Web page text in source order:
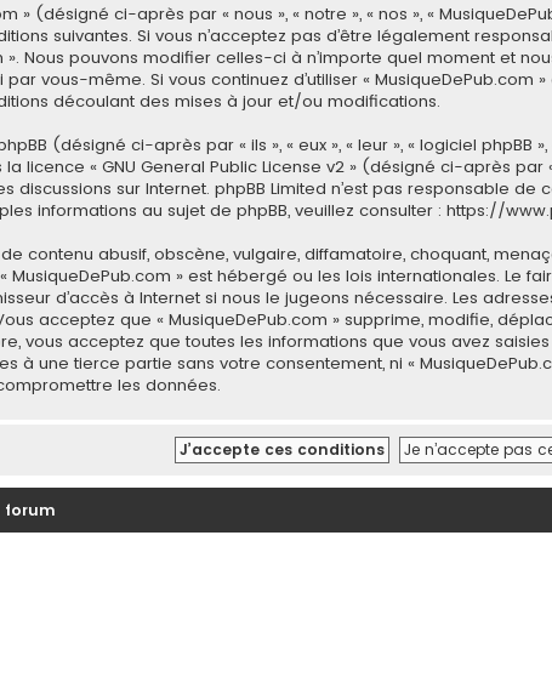
» (désigné ci-après par « nous », « notre », « nos », «
suivantes. Si vous n’acceptez pas d’être légalement
». Nous pouvons modifier celles-ci à n’importe quel moment et
vous-même. Si vous continuez d’utiliser « MusiqueDePub.com
découlant des mises à jour et/ou modifications.
(désigné ci-après par « ils », « eux », « leur », « logiciel phpBB
la licence « GNU General Public License v2 » (désigné ci-après par
discussions sur Internet. phpBB Limited n’est pas responsable
informations au sujet de phpBB, veuillez consulter : https://
contenu abusif, obscène, vulgaire, diffamatoire, choquant,
MusiqueDePub.com » est hébergé ou les lois internationales. Le
d’accès à Internet si nous le jugeons nécessaire. Les
acceptez que « MusiqueDePub.com » supprime, modifie,
vous acceptez que toutes les informations que vous avez
à une tierce partie sans votre consentement, ni «
les données.
forum